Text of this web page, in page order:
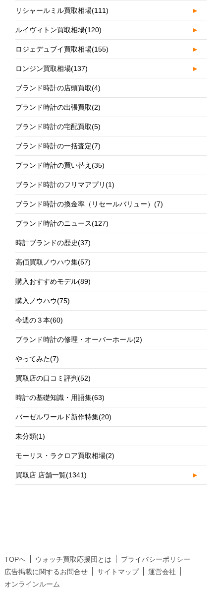
リシャールミル買取相場(111) ►
ルイヴィトン買取相場(120) ►
ロジェデュブイ買取相場(155) ►
ロンジン買取相場(137) ►
ブランド時計の店頭買取(4)
ブランド時計の出張買取(2)
ブランド時計の宅配買取(5)
ブランド時計の一括査定(7)
ブランド時計の買い替え(35)
ブランド時計のフリマアプリ(1)
ブランド時計の換金率（リセールバリュー）(7)
ブランド時計のニュース(127)
時計ブランドの歴史(37)
高価買取ノウハウ集(57)
購入おすすめモデル(89)
購入ノウハウ(75)
今週の３本(60)
ブランド時計の修理・オーバーホール(2)
やってみた(7)
買取店の口コミ評判(52)
時計の基礎知識・用語集(63)
バーゼルワールド新作特集(20)
未分類(1)
モーリス・ラクロア買取相場(2)
買取店 店舗一覧(1341) ►
TOPへ ウォッチ買取応援団とは
プライバシーポリシー
広告掲載に関するお問合せ
サイトマップ
運営会社
オンラインルーム